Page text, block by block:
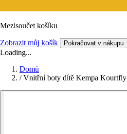
Mezisoučet košíku
Zobrazit můj košík Pokračovat v nákupu
Loading...
Domů
/ Vnitřní boty dítě Kempa Kourtfly